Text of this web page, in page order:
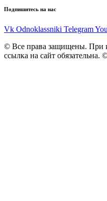
Подпишитесь на нас
Vk Odnoklassniki Telegram
© Все права защищены. При
ссылка на сайт обязательна.